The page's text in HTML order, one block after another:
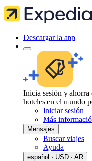
Descargar la app
Inicia sesión y ahorra
hoteles en el mundo
Iniciar sesión
Más
Mensajes
Buscar viajes
Ayuda
español · USD · AR